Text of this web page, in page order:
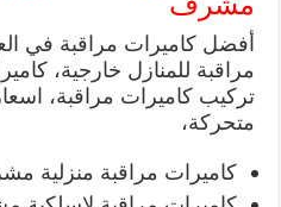
أفضل كاميرات مراقبة في
مراقبة للمنازل خارجية،
تركيب كاميرات مراقبة،
متحركة،
كاميرات مراقبة منزلية